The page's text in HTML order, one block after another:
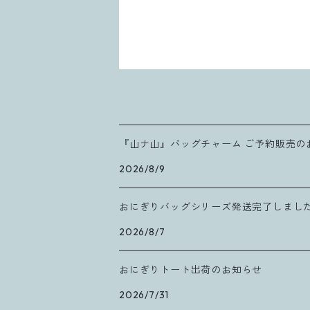
『山ナ山』バッグチャーム ご予約販売の
2026/8/9
おにぎりバッグシリーズ発送完了しまし
2026/8/7
おにぎりトート出荷のお知らせ
2026/7/31